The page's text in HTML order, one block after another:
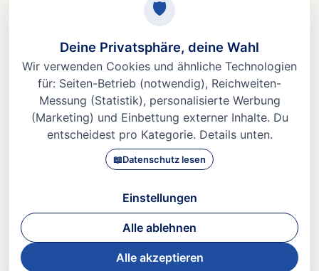
kurze Antwort lautet: Nein, aber er kann
Fruchtbarkeit aus dem Gleichgewicht
bringen. Denn Stress
Weiterlesen »
© 2026 Dr. med Heidi Gößlinghoff |
|
Datenschutz|AGBs